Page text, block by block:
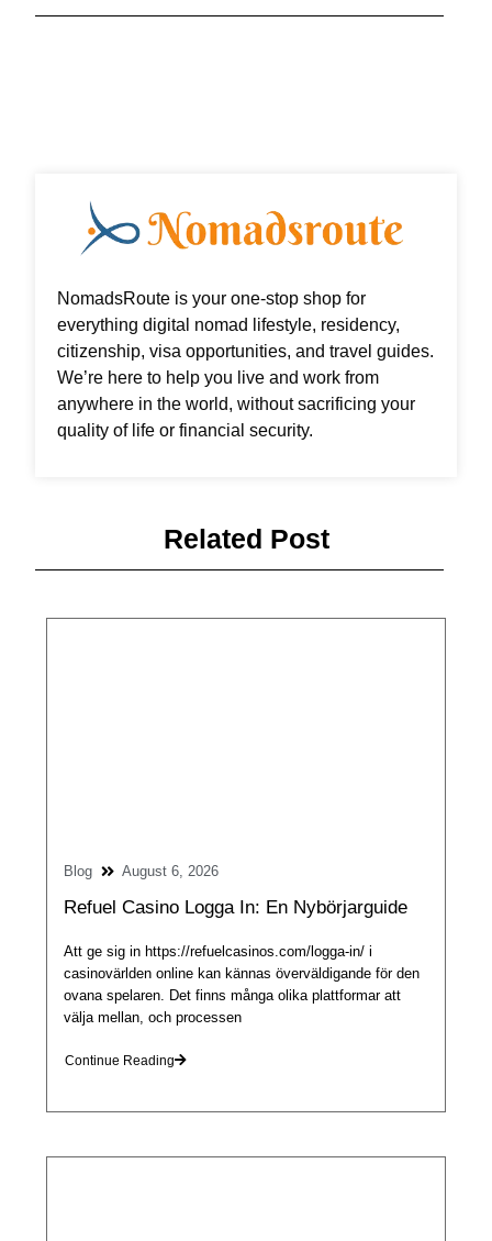
e
t
k
t
NomadsRoute is your one-stop shop for
everything digital nomad lifestyle, residency,
citizenship, visa opportunities, and travel guides.
We’re here to help you live and work from
anywhere in the world, without sacrificing your
quality of life or financial security.
Related Post
Blog August 6, 2026
Refuel Casino Logga In: En Nybörjarguide
Att ge sig in https://refuelcasinos.com/logga-in/ i
casinovärlden online kan kännas överväldigande för den
ovana spelaren. Det finns många olika plattformar att
välja mellan, och processen
Continue Reading